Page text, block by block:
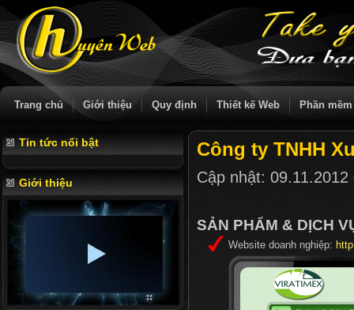
Trang chủ Giới thiệu Quy định Thiết kế Web Phần mềm
Tin tức nổi bật
Giới thiệu
Công ty TNHH
Cập nhật: 09.11.2012
SẢN PHẨM & DỊCH
Website doanh nghiệp: